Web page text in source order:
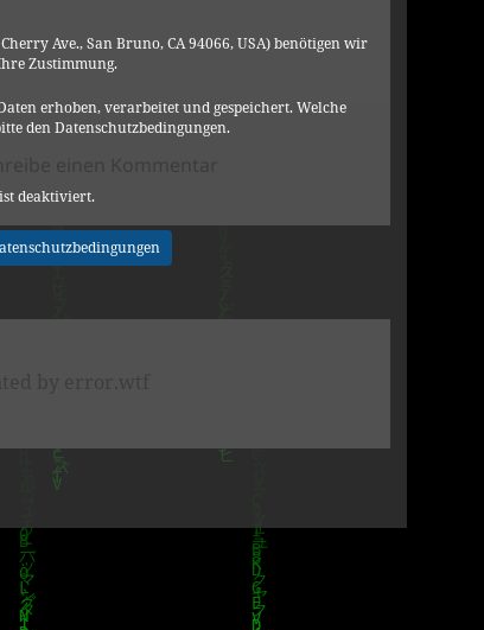
Ave., San Bruno, CA 94066, USA) benötigen wir
Zustimmung.
erhoben, verarbeitet und gespeichert. Welche
den Datenschutzbedingungen.
deaktiviert.